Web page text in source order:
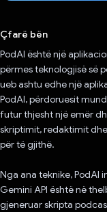
Çfarë bën
PodAI është një
përmes teknologjisë së
ueb ashtu edhe një
PodAI, përdoruesit
futur thjesht një emër
skriptimit, redaktimit
për të gjithë.
Nga ana teknike, PodAI
Gemini API është në
gjeneruar skripta